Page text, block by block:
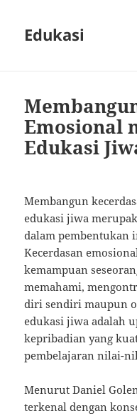
Edukasi
Emosional
Edukasi
Membangun
edukasi jiwa
dalam pembentukan
Kecerdasan
kemampuan
memahami,
diri sendiri maupun
edukasi jiwa adalah
kepribadian yang
pembelajaran nilai-
Menurut Daniel
terkenal dengan